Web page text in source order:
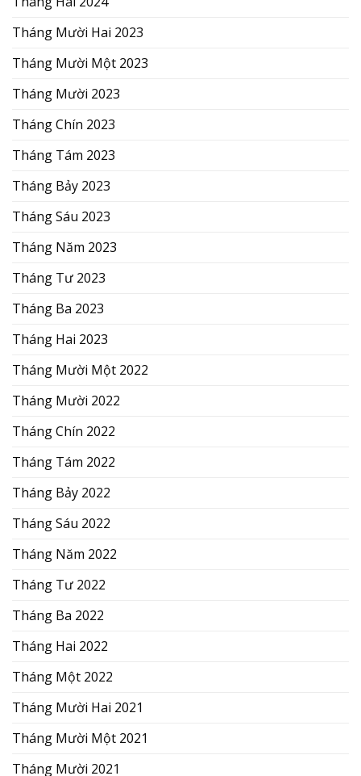
Tháng Mười Hai 2023
Tháng Mười Một 2023
Tháng Mười 2023
Tháng Chín 2023
Tháng Tám 2023
Tháng Bảy 2023
Tháng Sáu 2023
Tháng Năm 2023
Tháng Tư 2023
Tháng Ba 2023
Tháng Hai 2023
Tháng Mười Một 2022
Tháng Mười 2022
Tháng Chín 2022
Tháng Tám 2022
Tháng Bảy 2022
Tháng Sáu 2022
Tháng Năm 2022
Tháng Tư 2022
Tháng Ba 2022
Tháng Hai 2022
Tháng Một 2022
Tháng Mười Hai 2021
Tháng Mười Một 2021
Tháng Mười 2021